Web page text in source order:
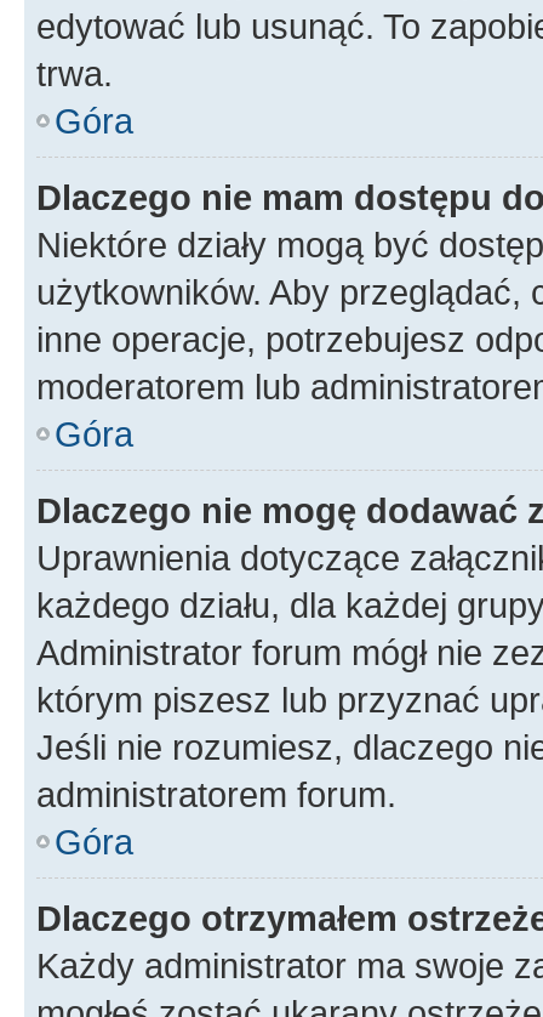
edytować lub usunąć. To
trwa.
Góra
Dlaczego nie mam dostępu
Niektóre działy mogą być
użytkowników. Aby
inne operacje, potrzebujesz
moderatorem lub
Góra
Dlaczego nie mogę dodawać
Uprawnienia dotyczące
każdego działu, dla każdej
Administrator forum mógł nie
którym piszesz lub przyznać
Jeśli nie rozumiesz, dlaczego
administratorem forum.
Góra
Dlaczego otrzymałem
Każdy administrator ma swoje